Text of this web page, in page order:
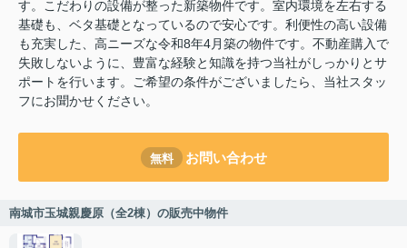
す。こだわりの設備が整った新築物件です。室内環境を左右する
基礎も、ベタ基礎となっているので安心です。利便性の高い設備
も充実した、高ニーズな令和8年4月築の物件です。不動産購入で
失敗しないように、豊富な経験と知識を持つ当社がしっかりとサ
ポートを行います。ご希望の条件がございましたら、当社スタッ
フにお聞かせください。
無料 お問い合わせ
南城市玉城親慶原（全2棟）の販売中物件